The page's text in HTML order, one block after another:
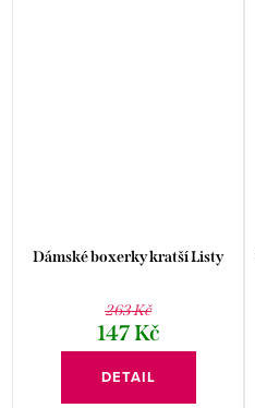
Dámské boxerky kratší Listy
263 Kč
147 Kč
DETAIL